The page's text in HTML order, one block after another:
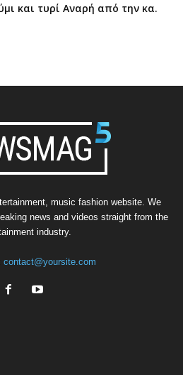
και τυρί Αναρή από την κα.
music fashion website. We
news and videos straight from the
industry.
contact@yoursite.com